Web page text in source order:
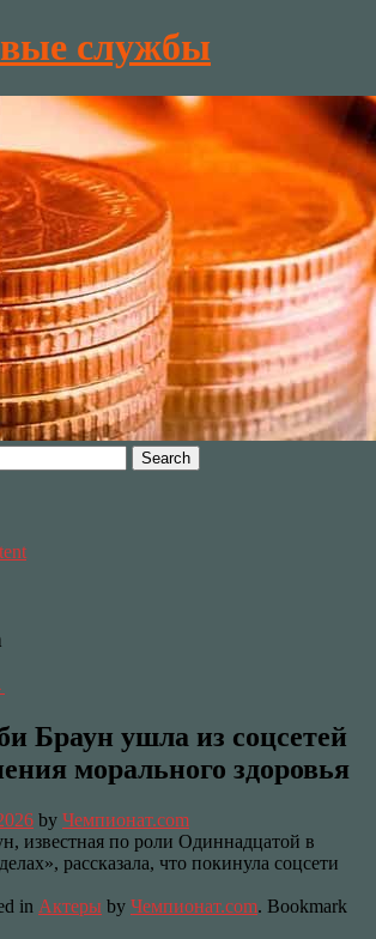
службы
Браун ушла из соцсетей
морального здоровья
by Чемпионат.com
известная по роли Одиннадцатой в
рассказала, что покинула соцсети
in Актеры by Чемпионат.com. Bookmark